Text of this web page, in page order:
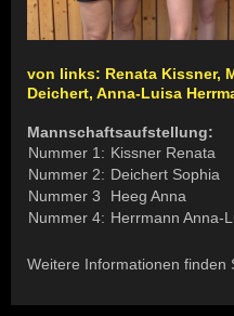
von links: Renata Kissner,
Deichert, Anna-Luisa
Mannschaftsaufstellung:
Nummer 1: Kissner Renata
Nummer 2: Deichert Sophia
Nummer 3
Heeg Anna
Nummer 4: Herrmann Anna-
Weitere Informationen finden